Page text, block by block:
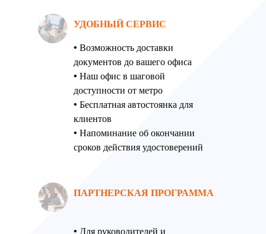
ПАРТНЕРСКАЯ ПРОГРАММА
• Возможность доставки
документов до вашего офиса
• Наш офис в шаговой
доступности от метро
• Бесплатная автостоянка для
клиентов
• Напоминание об окончании
сроков действия удостоверений
• Для руководителей и
УДОБНЫЙ СЕРВИС